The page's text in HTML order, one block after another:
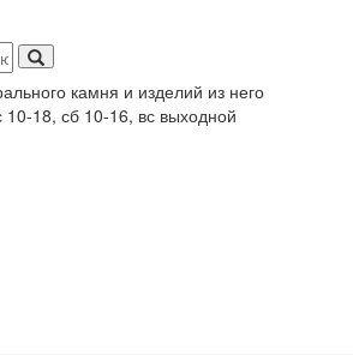
камня и изделий из него
18, сб 10-16, вс выходной